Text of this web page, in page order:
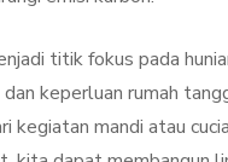
titik fokus pada
keperluan rumah
kegiatan mandi atau